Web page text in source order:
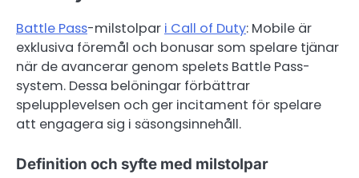
Battle Pass-milstolpar i Call of Duty: Mobile är
exklusiva föremål och bonusar som spelare tjänar
när de avancerar genom spelets Battle Pass-
system. Dessa belöningar förbättrar
spelupplevelsen och ger incitament för spelare
att engagera sig i säsongsinnehåll.
Definition och syfte med milstolpar